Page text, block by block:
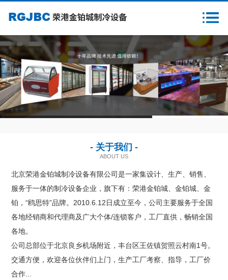
1 2
- 关于我们 -
ABOUT US
北京荣港金铂城制冷设备有限公司是一家集设计、生产、销售、
服务于一体的制冷设备企业，旗下有：荣港金铂城、金铂城、金
铂，“鸥思特”品牌。2010.6.12日成立至今，公司主要服务于全国
各地经销商和代理商及广大个体/连锁客户，工厂直供，畅销全国
各地。
公司总部位于北京良乡机场附近，丰台区王佐镇贺照云村南1号。
交通方便，欢迎各位伙伴们上门，生产工厂考察、指导，工厂价
合作...
关于我们
新闻资讯
产品中心
样本下载
营销网络